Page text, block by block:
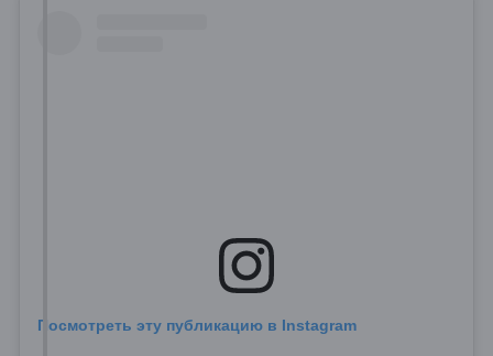
Посмотреть эту публикацию в Instagram